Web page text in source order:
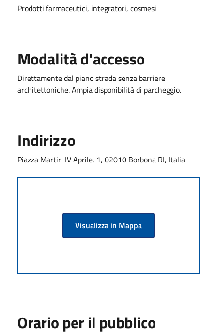
Prodotti farmaceutici, integratori, cosmesi
Modalità d'accesso
Direttamente dal piano strada senza barriere
architettoniche. Ampia disponibilità di parcheggio.
Indirizzo
Piazza Martiri IV Aprile, 1, 02010 Borbona RI, Italia
Visualizza in Mappa
Orario per il pubblico